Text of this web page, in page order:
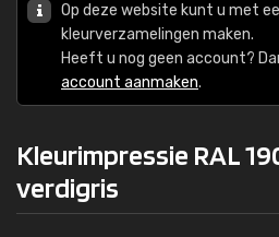
Op deze website kunt u met
kleurverzamelingen maken.
Heeft u nog geen account?
account aanmaken.
Kleurimpressie RAL
verdigris